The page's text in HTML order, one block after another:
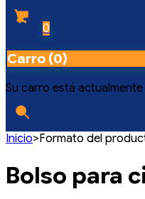
0
Carro (0)
Su carro está
Inicio>Formato del
Bolso para